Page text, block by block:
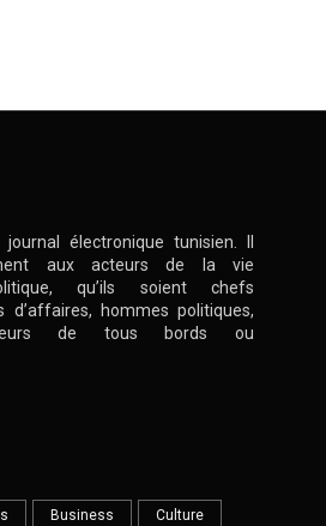
électronique tunisien. Il
aux acteurs de la vie
qu’ils soient chefs
d’affaires, hommes politiques,
de tous bords ou
Business Culture